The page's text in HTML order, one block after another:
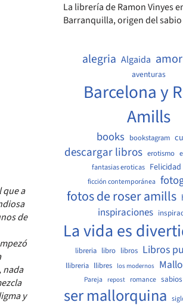
que a
de
nada
y
La librería de Ramon Vinyes
Barranquilla, origen del
alegria Algaida amor
aventuras
Barcelona y
Amills
books bookstagram
descargar libros erotismo
fantasias eroticas
ficción contemporánea
fotos de roser amills
inspiraciones
La vida es
libreria libro libros Libros
llibreria llibres los modernos
Pareja repost romance sabios
ser mallorquina